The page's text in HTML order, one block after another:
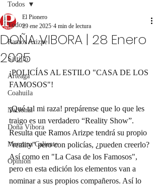
Todos
Ramos Arizpe
Saltillo
Arteaga
Coahuila
Nacional
Doña Víbora
Manzana Caliente
Opinión
Todos
DOÑA VIBORA | 28 Enero
2025
El Pionero
29 ene 2025 4 min de lectura
¡POLICÍAS AL ESTILO "CASA DE LOS
FAMOSOS"!
¡Qué tal mi raza! prepárense que lo que les
traigo es un verdadero “Reality Show”.
Resulta que Ramos Arizpe tendrá su propio
"reality" pero con policías, ¿pueden creerlo?
Así como en "La Casa de los Famosos",
pero en esta edición los elementos van a
nominar a sus propios compañeros. Así lo